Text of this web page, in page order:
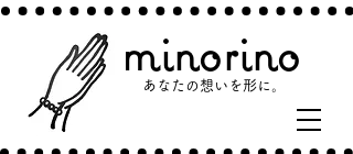
minorino
あなたの​想いを形に。​